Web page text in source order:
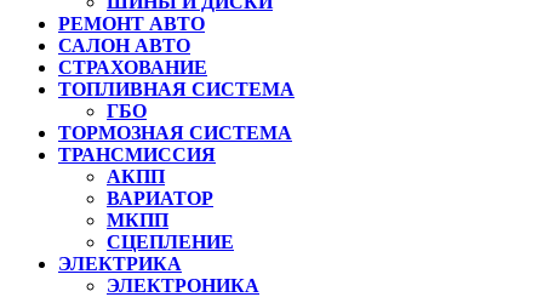
РЕМОНТ АВТО
САЛОН АВТО
СТРАХОВАНИЕ
ТОПЛИВНАЯ СИСТЕМА
ГБО
ТОРМОЗНАЯ СИСТЕМА
ТРАНСМИССИЯ
АКПП
ВАРИАТОР
МКПП
СЦЕПЛЕНИЕ
ЭЛЕКТРИКА
ЭЛЕКТРОНИКА